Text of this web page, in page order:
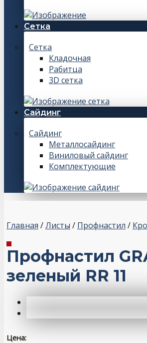
Сетка
Сетка
Кладочная
Рабитца
3D сетка
Сайдинг
Сайдинг
Металлосайдинг
Виниловый сайдинг
Комплектующие
Главная /Листы / Профнастил /
Профнастил
зеленый RR 11
Цена: